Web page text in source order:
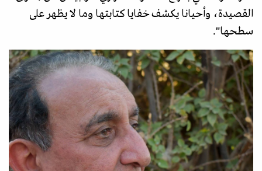
القصيدة، وأحيانا يكشف خفايا كتابتها وما لا يظهر على
سطحها".